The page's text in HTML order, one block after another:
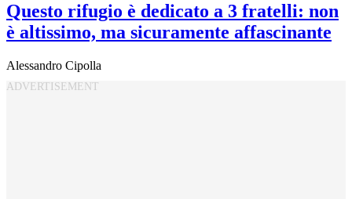
Questo rifugio è dedicato a 3 fratelli: non
è altissimo, ma sicuramente affascinante
Alessandro Cipolla